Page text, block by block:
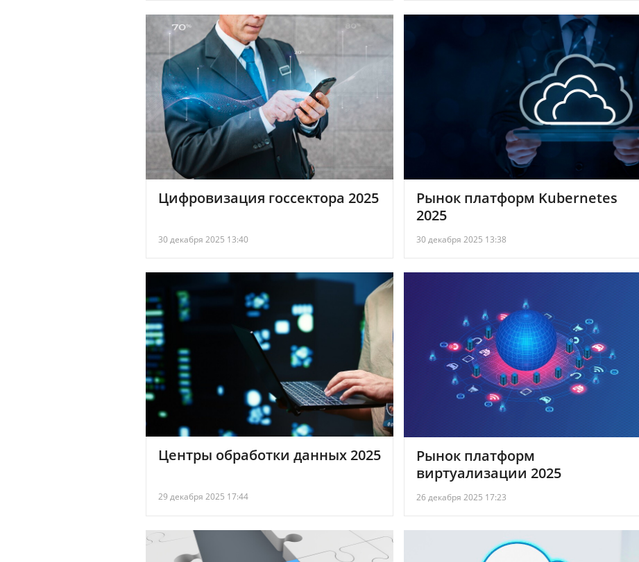
Цифровизация госсектора 2025
30 декабря 2025 13:40
Рынок платформ Kubernetes
2025
30 декабря 2025 13:38
Центры обработки данных 2025
29 декабря 2025 17:44
Рынок платформ
виртуализации 2025
26 декабря 2025 17:23